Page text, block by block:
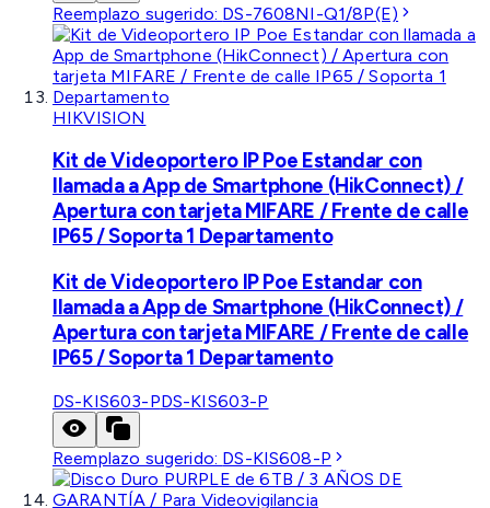
Reemplazo sugerido: DS-7608NI-Q1/8P(E)
HIKVISION
Kit de Videoportero IP Poe Estandar con
llamada a App de Smartphone (HikConnect) /
Apertura con tarjeta MIFARE / Frente de calle
IP65 / Soporta 1 Departamento
Kit de Videoportero IP Poe Estandar con
llamada a App de Smartphone (HikConnect) /
Apertura con tarjeta MIFARE / Frente de calle
IP65 / Soporta 1 Departamento
DS-KIS603-PDS-KIS603-P
Reemplazo sugerido: DS-KIS608-P